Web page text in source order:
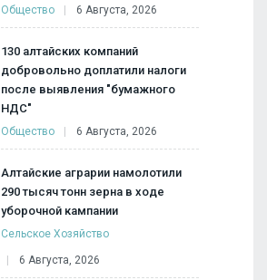
Общество 6 Августа, 2026
130 алтайских компаний
добровольно доплатили налоги
после выявления "бумажного
НДС"
Общество 6 Августа, 2026
Алтайские аграрии намолотили
290 тысяч тонн зерна в ходе
уборочной кампании
Сельское Хозяйство
6 Августа, 2026